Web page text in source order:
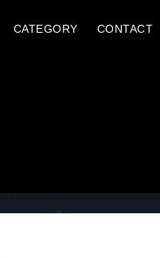
CATEGORY CONTACT